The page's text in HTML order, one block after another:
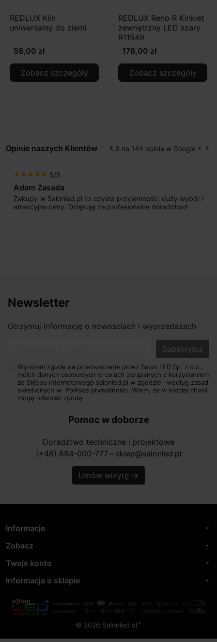
REDLUX Klin
uniwersalny do ziemi
58,00 zł
Zobacz szczegóły
REDLUX Reno R Kinkiet
zewnętrzny LED szary
R11949
178,00 zł
Zobacz szczegóły
Opinie naszych Klientów 4.9 na 144 opinie w Google keyboard_arrow_left keyboard_arrow_right
star star star star star 5/5
Adam Zasada
Zakupy w Salonled.pl to czysta przyjemność; duży wybór i
atrakcyjne ceny. Dziękuję za profesjonalne doradztwo!
Newsletter
Otrzymuj informację o nowościach i wyprzedażach
Wyrażam zgodę na przetwarzanie przez Salon LED Sp. z o.o.,
moich danych osobowych w celach związanych z korzystaniem
ze Sklepu internetowego salonled.pl w zgodzie i według zasad
określonych w Polityce prywatności. Wiem, że w każdej chwili
mogę odwołać zgodę.
Pomoc w doborze
Doradztwo techniczne i projektowe
(+48) 694-000-777 horizontal_rule sklep@salonled.pl
Umów wizytę →
Informacje arrow_drop_down
Zobacz arrow_drop_down
Twoje konto arrow_drop_down
Informacja o sklepie arrow_drop_down
© 2026 Salonled.pl™